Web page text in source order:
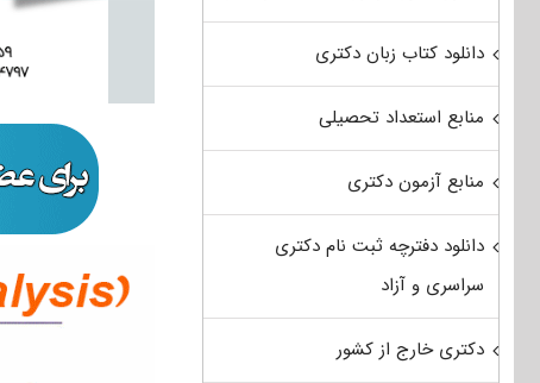
دانلود کتاب زبان دکتری
منابع استعداد تحصیلی
منابع آزمون دکتری
دانلود دفترچه ثبت نام دکتری
سراسری و آزاد
دکتری خارج از کشور